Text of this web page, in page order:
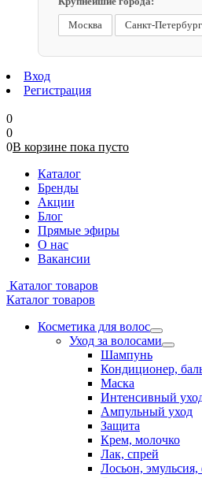
Москва
Санкт-Петербург
Вход
Регистрация
0
0
0В корзине пока пусто
Каталог
Бренды
Акции
Блог
Прямые эфиры
О нас
Вакансии
Каталог товаров
Каталог товаров
Косметика для волос
Уход за волосами
Шампунь
Кондиционер,
Маска
Интенсивный
Ампульный уход
Защита
Крем, молочко
Лак, спрей
Лосьон,